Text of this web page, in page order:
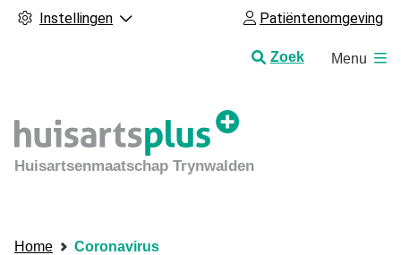
Instellingen Patiëntenomgeving
Zoek
Huisartsenmaatschap Trynwalden
Menu
Home Coronavirus